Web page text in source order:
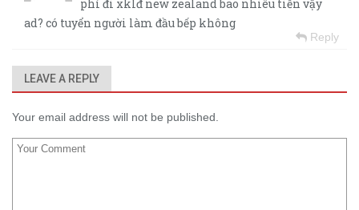
phí đi xklđ new zealand bao nhiêu tiền vậy
ad? có tuyển người làm đầu bếp không
Reply
LEAVE A REPLY
Your email address will not be published.